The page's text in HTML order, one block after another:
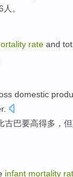
。
rate and
domestic
.
古巴要高得多，
infant mortality